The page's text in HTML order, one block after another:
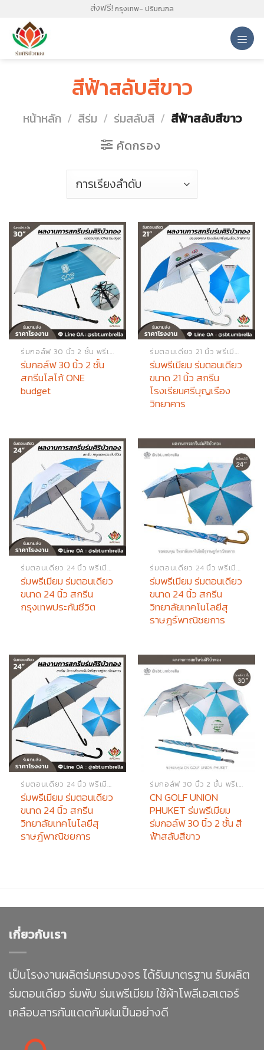
content
ส่งฟรี! กรุงเทพ- ปริมณฑล
สีฟ้าสลับสีขาว
หน้าหลัก / สีร่ม / ร่มสลับสี / สีฟ้าสลับสีขาว
คัดกรอง
ร่มกอล์ฟ 30 นิ้ว 2 ชั้น พรีเมียม
ร่มกอล์ฟ 30 นิ้ว 2 ชั้น
สกรีนโลโก้ ONE
budget
ร่มตอนเดียว 21 นิ้ว พรีเมียม
ร่มพรีเมียม ร่มตอนเดียว
ขนาด 21 นิ้ว สกรีน
โรงเรียนศรีบุญเรือง
วิทยาคาร
ร่มตอนเดียว 24 นิ้ว พรีเมียม
ร่มพรีเมียม ร่มตอนเดียว
ขนาด 24 นิ้ว สกรีน
กรุงเทพประกันชีวิต
ร่มตอนเดียว 24 นิ้ว พรีเมียม
ร่มพรีเมียม ร่มตอนเดียว
ขนาด 24 นิ้ว สกรีน
วิทยาลัยเทคโนโลยีสุ
ราษฎร์พาณิชยการ
ร่มตอนเดียว 24 นิ้ว พรีเมียม
ร่มพรีเมียม ร่มตอนเดียว
ขนาด 24 นิ้ว สกรีน
วิทยาลัยเทคโนโลยีสุ
ราษฎ์พาณิชยการ
ร่มกอล์ฟ 30 นิ้ว 2 ชั้น พรีเมียม
CN GOLF UNION
PHUKET ร่มพรีเมียม
ร่มกอล์ฟ 30 นิ้ว 2 ชั้น สี
ฟ้าสลับสีขาว
เกี่ยวกับเรา
เป็นโรงงานผลิตร่มครบวงจร ได้รับมาตรฐาน รับผลิต
ร่มตอนเดียว ร่มพับ ร่มเพรีเมียม ใช้ผ้าโพลีเอสเตอร์
เคลือบสารกันแดดกันฝนเป็นอย่างดี